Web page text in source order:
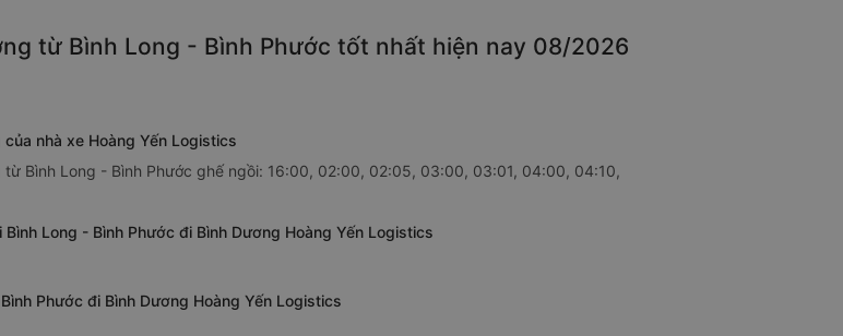
từ Bình Long - Bình Phước tốt nhất hiện nay 08/2026
nhà xe Hoàng Yến Logistics
Bình Long - Bình Phước ghế ngồi: 16:00, 02:00, 02:05, 03:00, 03:01, 04:00, 04:10,
Long - Bình Phước đi Bình Dương Hoàng Yến Logistics
Phước đi Bình Dương Hoàng Yến Logistics